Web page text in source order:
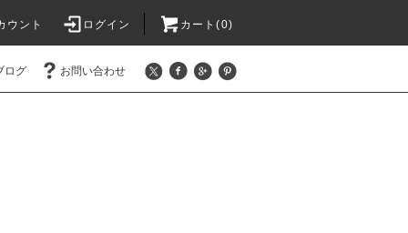
ウント ログイン カート(0)
ログ お問い合わせ